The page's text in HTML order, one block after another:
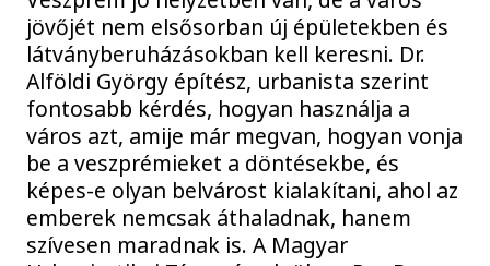
jövőjét nem elsősorban új épületekben és
látványberuházásokban kell keresni. Dr.
Alföldi György építész, urbanista szerint
fontosabb kérdés, hogyan használja a
város azt, amije már megvan, hogyan vonja
be a veszprémieket a döntésekbe, és
képes-e olyan belvárost kialakítani, ahol az
emberek nemcsak áthaladnak, hanem
szívesen maradnak is. A Magyar